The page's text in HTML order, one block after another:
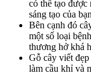
có thể tạo được
sáng tạo của
Bên cạnh đó
một số loại
thương hở khá
Gỗ cây viết
làm cầu khỉ và